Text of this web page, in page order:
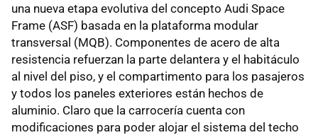
una nueva etapa evolutiva del concepto Audi Space
Frame (ASF) basada en la plataforma modular
transversal (MQB). Componentes de acero de alta
resistencia refuerzan la parte delantera y el habitáculo
al nivel del piso, y el compartimento para los pasajeros
y todos los paneles exteriores están hechos de
aluminio. Claro que la carrocería cuenta con
modificaciones para poder alojar el sistema del techo